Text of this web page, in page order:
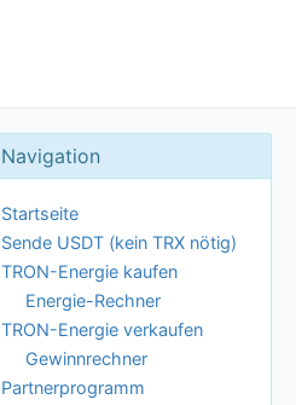
Startseite
Sende USDT (kein TRX nötig)
TRON-Energie kaufen
Energie-Rechner
TRON-Energie verkaufen
Gewinnrechner
Partnerprogramm